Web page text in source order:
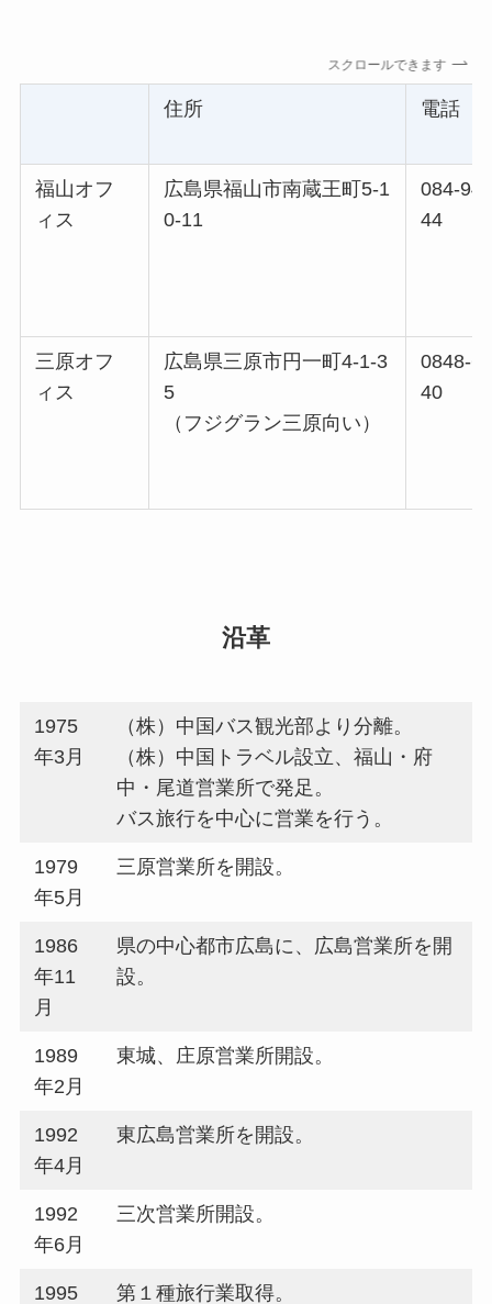
スクロールできます
住所 電話
福山オフ
ィス
広島県福山市南蔵王町5-1
0-11
084-
44
三原オフ
ィス
広島県三原市円一町4-1-3
5
（フジグラン三原向い）
0848-
40
沿革
1975
年3月
（株）中国バス観光部より分離。
（株）中国トラベル設立、福山・府
中・尾道営業所で発足。
バス旅行を中心に営業を行う。
1979
年5月
三原営業所を開設。
1986
年11
月
県の中心都市広島に、広島営業所を開
設。
1989
年2月
東城、庄原営業所開設。
1992
年4月
東広島営業所を開設。
1992
年6月
三次営業所開設。
1995
第１種旅行業取得。